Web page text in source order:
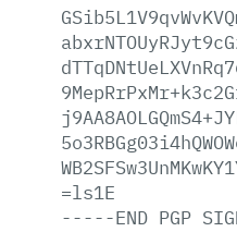
=ls1E
-----END PGP